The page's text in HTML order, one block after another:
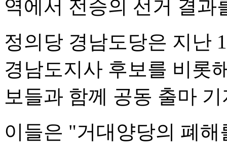
역에서 전승의 선거 결과
정의당 경남도당은 지난
경남도지사 후보를 비롯
보들과 함께 공동 출마
이들은 "거대양당의 폐